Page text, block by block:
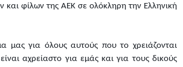
φίλων της ΑΕΚ σε ολόκληρη την Ελληνική
μας για όλους αυτούς που το χρειάζονται
αχρείαστο για εμάς και για τους δικούς